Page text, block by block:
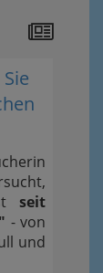
seit
- von
und